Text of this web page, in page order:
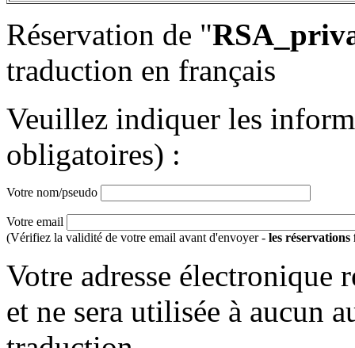
Réservation de "
traduction en français
Veuillez indiquer les
obligatoires) :
Votre nom/pseudo
Votre email
(Vérifiez la validité de votre email avant d'envoyer - les réservations
Votre adresse électronique
et ne sera utilisée à aucun